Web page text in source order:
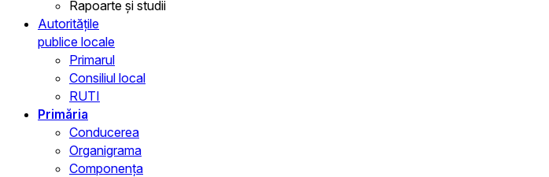
Rapoarte și studii
Autoritățile
publice locale
Primarul
Consiliul local
RUTI
Primăria
Conducerea
Organigrama
Componența